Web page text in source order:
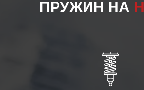
ПРУЖИН НА